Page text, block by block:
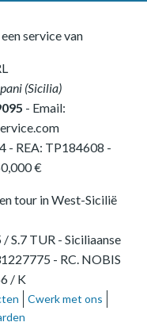
service van
(Sicilia)
- Email:
- REA: TP184608 -
€
tour in West-Sicilië
S.7 TUR - Siciliaanse
- RC. NOBIS
/ K
Cwerk met ons